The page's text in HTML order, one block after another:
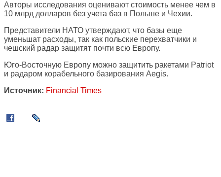
Авторы исследования оценивают стоимость менее чем в
10 млрд долларов без учета баз в Польше и Чехии.
Представители НАТО утверждают, что базы еще
уменьшат расходы, так как польские перехватчики и
чешский радар защитят почти всю Европу.
Юго-Восточную Европу можно защитить ракетами Patriot
и радаром корабельного базирования Aegis.
Источник: Financial Times